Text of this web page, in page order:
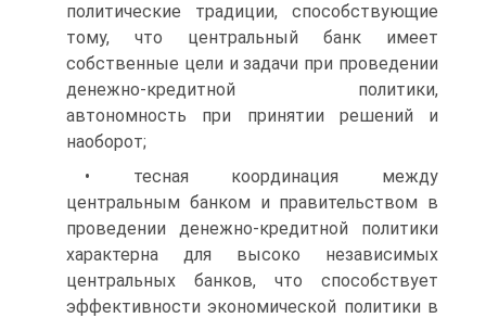
полити­ческие традиции, способствующие
тому, что центральный банк имеет
собственные цели и задачи при проведении
денежно-кредитной политики,
автономность при принятии решений и
наоборот;
• тесная координация между
центральным банком и прави­тельством в
проведении денежно-кредитной политики
характерна для высоко независимых
центральных банков, что способствует
эффективности экономической политики в